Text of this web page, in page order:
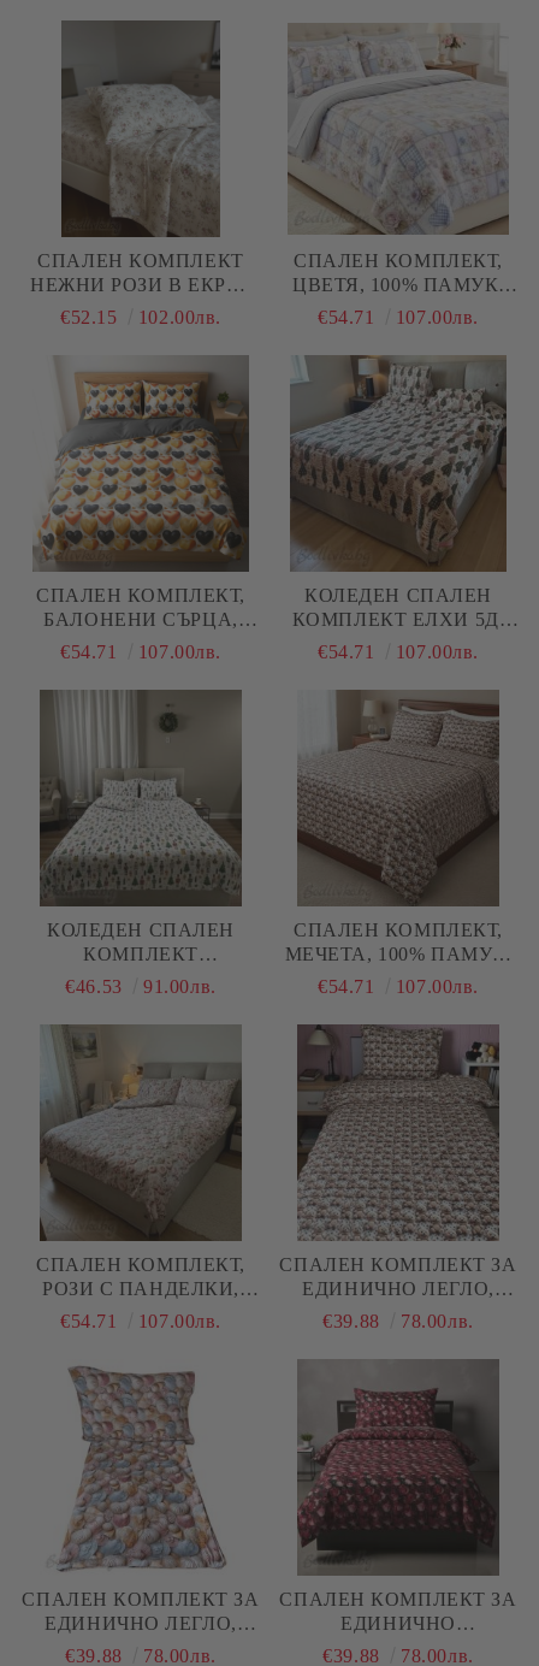
(ПОПЛИН), 4 ЧАСТИ
(ПОПЛИН), 4 ЧАСТИ
СПАЛЕН КОМПЛЕКТ
НЕЖНИ РОЗИ В ЕКРЮ,
100% НАТУРАЛЕН
€52.15 102.00лв.
СПАЛЕН КОМПЛЕКТ,
ЦВЕТЯ, 100% ПАМУК/
5Д, РАНФОРС, 4 ЧАСТИ
€54.71 107.00лв.
СПАЛЕН КОМПЛЕКТ,
БАЛОНЕНИ СЪРЦА,
100% ПАМУК/ 5Д,
€54.71 107.00лв.
КОЛЕДЕН СПАЛЕН
КОМПЛЕКТ ЕЛХИ 5Д,
100% ПАМУК/ 5Д,
€54.71 107.00лв.
КОЛЕДЕН СПАЛЕН
КОМПЛЕКТ
"ЛЕШНИОТРОШАЧИ",
4 ЧАСТИ,
€46.53 91.00лв.
СПАЛЕН КОМПЛЕКТ,
МЕЧЕТА, 100% ПАМУК/
5Д, РАНФОРС, 4 ЧАСТИ
€54.71 107.00лв.
СПАЛЕН КОМПЛЕКТ,
РОЗИ С ПАНДЕЛКИ,
100% ПАМУК/ 5Д,
€54.71 107.00лв.
СПАЛЕН КОМПЛЕКТ ЗА
ЕДИНИЧНО ЛЕГЛО,
МЕЧЕТА, 100% ПАМУК/
€39.88 78.00лв.
СПАЛЕН КОМПЛЕКТ ЗА
ЕДИНИЧНО ЛЕГЛО,
НЕЖНИ МИДИ, 100%
€39.88 78.00лв.
СПАЛЕН КОМПЛЕКТ ЗА
ЕДИНИЧНО
ЛЕГЛО,ЧЕРВЕНИ РОЗИ ,
€39.88 78.00лв.